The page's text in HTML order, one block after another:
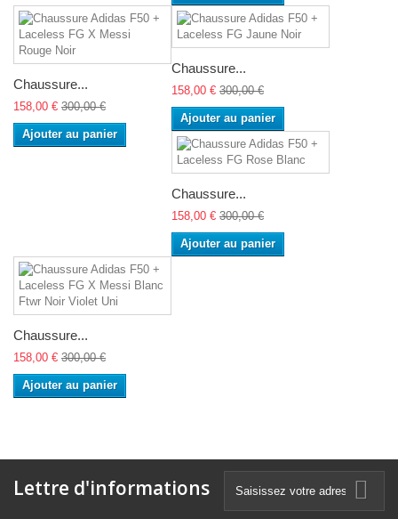
Chaussure...
158,00 € 300,00 €
Ajouter au panier
Chaussure...
158,00 € 300,00 €
Ajouter au panier
Chaussure...
158,00 € 300,00 €
Ajouter au panier
Chaussure...
158,00 € 300,00 €
Ajouter au panier
Lettre d'informations